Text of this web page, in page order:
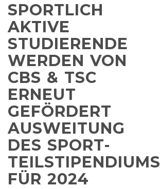
SPORTLICH
AKTIVE
STUDIERENDE
WERDEN VON
CBS & TSC
ERNEUT
GEFÖRDERT
AUSWEITUNG
DES SPORT-
TEILSTIPENDIUMS
FÜR 2024